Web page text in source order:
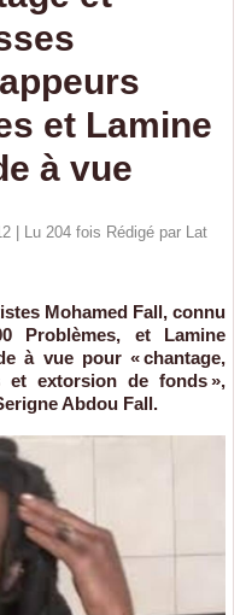
et Lamine
à vue
| Lu 204 fois Rédigé par Lat
Mohamed Fall, connu
Problèmes, et Lamine
à vue pour « chantage,
et extorsion de fonds »,
Abdou Fall.